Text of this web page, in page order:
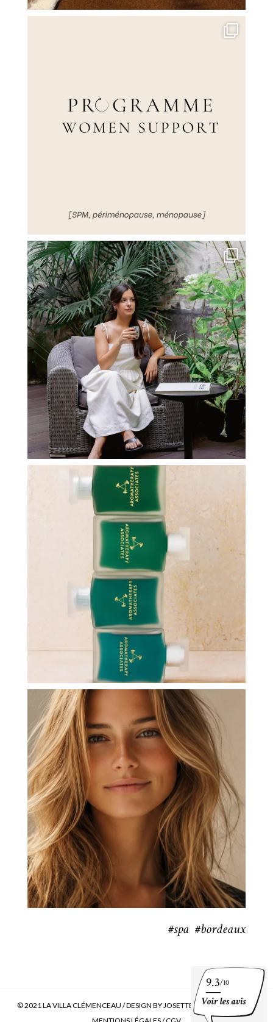
9.3/10
#spa #bordeaux
© 2021 LA VILLA CLÉMENCEAU /DESIGN BY JOSETTE OU BERNADETTE
/